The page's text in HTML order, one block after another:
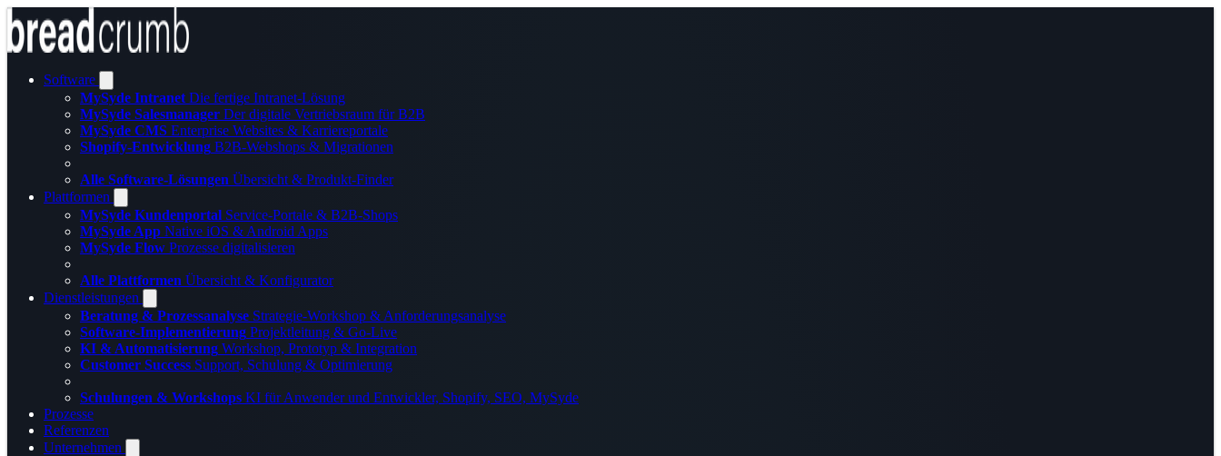
Software
MySyde Intranet Die fertige Intranet-Lösung
MySyde Salesmanager Der digitale Vertriebsraum für B2B
MySyde CMS Enterprise Websites & Karriereportale
Shopify-Entwicklung B2B-Webshops & Migrationen
Alle Software-Lösungen Übersicht & Produkt-Finder
Plattformen
MySyde Kundenportal Service-Portale & B2B-Shops
MySyde App Native iOS & Android Apps
MySyde Flow Prozesse digitalisieren
Alle Plattformen Übersicht & Konfigurator
Dienstleistungen
Beratung & Prozessanalyse Strategie-Workshop & Anforderungsanalyse
Software-Implementierung Projektleitung & Go-Live
KI & Automatisierung Workshop, Prototyp & Integration
Customer Success Support, Schulung & Optimierung
Schulungen & Workshops KI für Anwender und Entwickler, Shopify, SEO, MySyde
Prozesse
Referenzen
Unternehmen